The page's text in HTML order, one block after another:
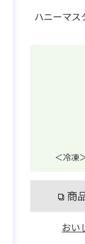
ハニーマス
＜冷凍
商
おい